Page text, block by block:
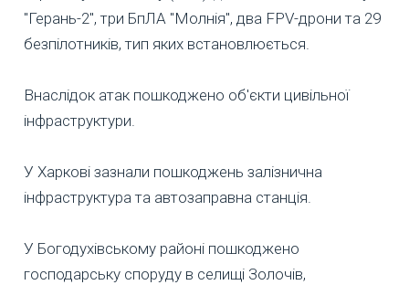
"Герань-2", три БпЛА "Молнія", два FPV-дрони та 29
безпілотників, тип яких встановлюється.
Внаслідок атак пошкоджено об'єкти цивільної
інфраструктури.
У Харкові зазнали пошкоджень залізнична
інфраструктура та автозаправна станція.
У Богодухівському районі пошкоджено
господарську споруду в селищі Золочів,